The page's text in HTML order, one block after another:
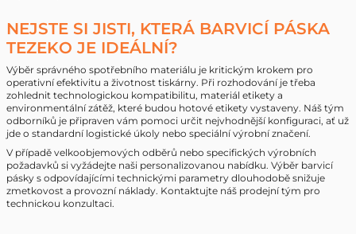
NEJSTE SI JISTI, KTERÁ BARVICÍ PÁSKA
TEZEKO JE IDEÁLNÍ?
Výběr správného spotřebního materiálu je kritickým krokem pro
operativní efektivitu a životnost tiskárny. Při rozhodování je třeba
zohlednit technologickou kompatibilitu, materiál etikety a
environmentální zátěž, které budou hotové etikety vystaveny. Náš tým
odborníků je připraven vám pomoci určit nejvhodnější konfiguraci, ať už
jde o standardní logistické úkoly nebo speciální výrobní značení.
V případě velkoobjemových odběrů nebo specifických výrobních
požadavků si vyžádejte naši personalizovanou nabídku. Výběr barvicí
pásky s odpovídajícími technickými parametry dlouhodobě snižuje
zmetkovost a provozní náklady. Kontaktujte náš prodejní tým pro
technickou konzultaci.